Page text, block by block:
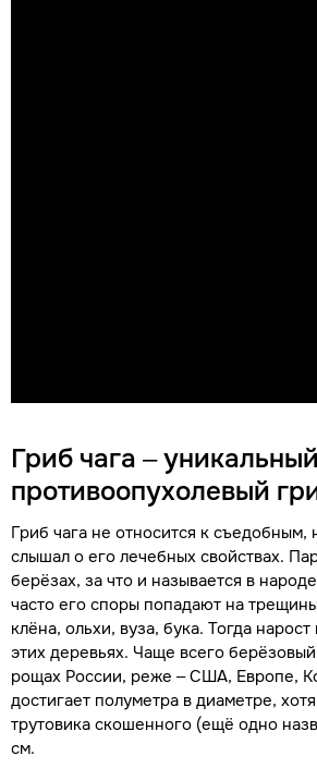
Гриб чага – уникальный
противоопухолевый
Гриб чага не относится к
слышал о его лечебных свойствах.
берёзах, за что и называется в
часто его споры попадают на
клёна, ольхи, вуза, бука. Тогда
этих деревьях. Чаще всего
рощах России, реже – США, Европе,
достигает полуметра в диаметре,
трутовика скошенного (ещё одно
см.